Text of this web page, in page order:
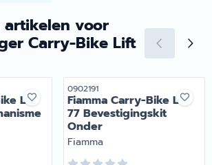
voor
Carry-Bike Lift
Lift
Artikelnummer
0902191
Fiamma Carry-Bike Lift
77 Bevestigingskit
Onder
Merk:
Fiamma